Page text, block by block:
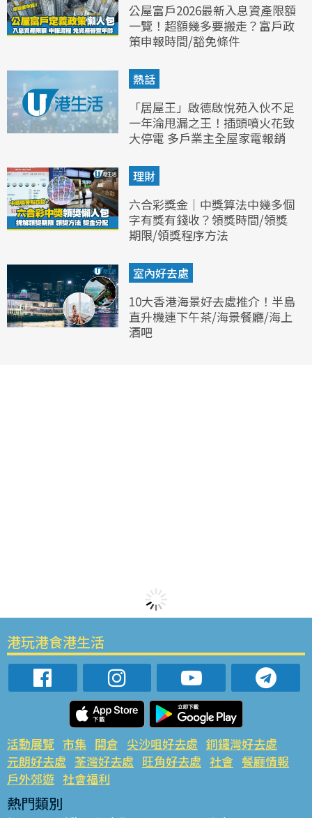
公屋富戶2026最新入息資產限額
一覽！超額幾多要搬走？富戶政
策申報時間/豁免條件
熱話
「居屋王」啟德啟悅苑入伙不足
一年淪甩漏之王！插頭噴火花致
大停電 多戶業主全屋家電報銷
理財
六合彩獎金｜中獎算法中幾多個
字有獎有錢收？領獎時間/領獎
期限/領獎程序方法
室內好去處
10大香港海景好去處推介！半島
直升機連下午茶/海景餐廳/海上
酒吧
港玩港食港生活
活動展覽 市集 開倉 尖沙咀好去處 銅鑼灣好去處
元朗好去處 荃灣好去處 旺角好去處 社會 餐廳情報
戶外郊遊 社會福利
熱門類別